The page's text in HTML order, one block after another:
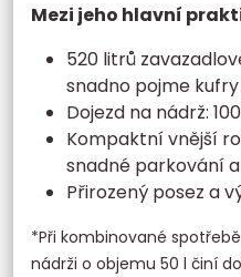
Mezi jeho hlavní
520 litrů
snadno pojme
Dojezd na nádrž:
Kompaktní vnější
snadné parkování
Přirozený posez a
*Při kombinované
nádrži o objemu 50 l činí